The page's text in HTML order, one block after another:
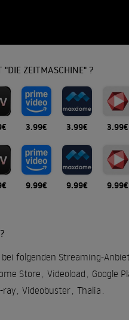
"DIE ZEITMASCHINE" ?
3.99€ 3.99€ 3.99€
9.99€ 9.99€ 9.99€
folgenden Streaming-
Store, Videoload , Google
ray, Videobuster, Thalia .